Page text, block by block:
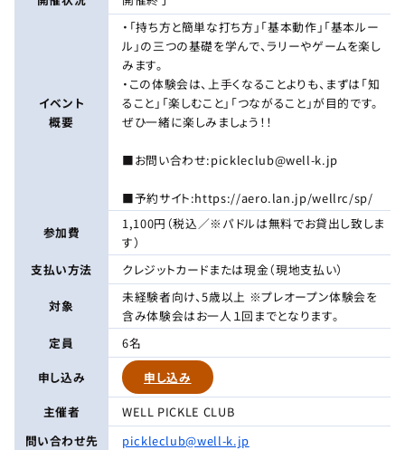
イベント
概要
・「持ち方と簡単な打ち方」「基本動作」「基本ルー
ル」の三つの基礎を学んで、ラリーやゲームを楽し
みます。
・この体験会は、上手くなることよりも、まずは「知
ること」「楽しむこと」「つながること」が目的です。
ぜひ一緒に楽しみましょう！！
■お問い合わせ:pickleclub@well-k.jp
■予約サイト:https://aero.lan.jp/wellrc/sp/
参加費
1,100円（税込／※パドルは無料でお貸出し致しま
す）
支払い方法
クレジットカードまたは現金（現地支払い）
対象
未経験者向け、5歳以上 ※プレオープン体験会を
含み体験会はお一人１回までとなります。
定員
6名
申し込み
申し込み
主催者
WELL PICKLE CLUB
問い合わせ先
pickleclub@well-k.jp